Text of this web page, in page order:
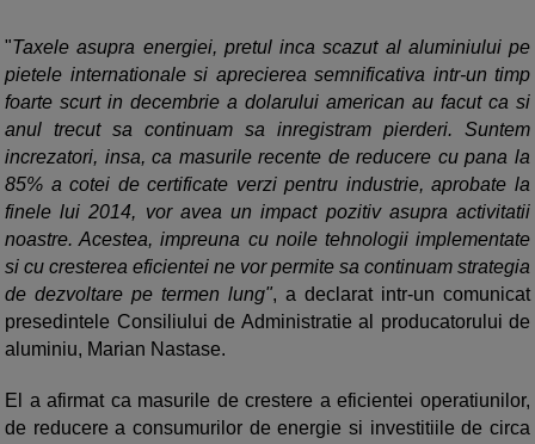
"Taxele asupra energiei, pretul inca scazut al aluminiului pe
pietele internationale si aprecierea semnificativa intr-un timp
foarte scurt in decembrie a dolarului american au facut ca si
anul trecut sa continuam sa inregistram pierderi. Suntem
increzatori, insa, ca masurile recente de reducere cu pana la
85% a cotei de certificate verzi pentru industrie, aprobate la
finele lui 2014, vor avea un impact pozitiv asupra activitatii
noastre. Acestea, impreuna cu noile tehnologii implementate
si cu cresterea eficientei ne vor permite sa continuam strategia
de dezvoltare pe termen lung", a declarat intr-un comunicat
presedintele Consiliului de Administratie al producatorului de
aluminiu, Marian Nastase.
El a afirmat ca masurile de crestere a eficientei operatiunilor,
de reducere a consumurilor de energie si investitiile de circa